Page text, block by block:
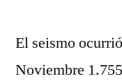
El seismo
Noviembre